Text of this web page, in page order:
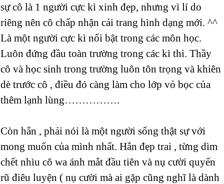
sự cô là 1 người cực kì xinh đẹp, nhưng vì lí do
riêng nên cô chấp nhận cải trang hình dạng mới. ^^
Là một người cực kì nổi bật trong các môn học.
Luôn đứng đầu toàn trường trong các kì thi. Thầy
cô và học sinh trong trường luôn tôn trọng và khiên
dè trước cô , điều đó càng làm cho lớp vỏ bọc của
thêm lạnh lùng…………….
Còn hắn , phải nói là một người sống thật sự với
mong muốn của mình nhất. Hắn đẹp trai , từng dìm
chết nhìu cô wa ánh mắt đầu tiên và nụ cười quyến
rũ điêu luyện ( nụ cười mà ai gặp cũng nghĩ là dành